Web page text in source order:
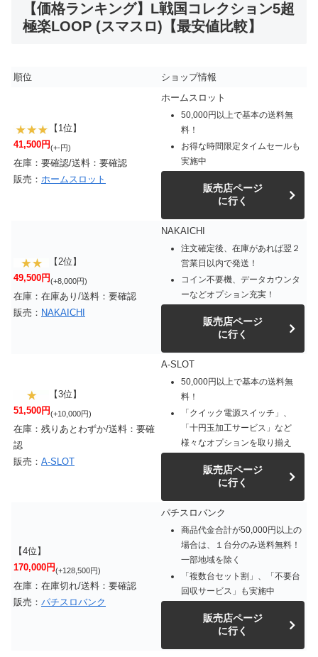
【価格ランキング】L戦国コレクション5超
極楽LOOP (スマスロ)【最安値比較】
順位 ショップ情報
【1位】
41,500円(+-円)
在庫：要確認/送料：要確認
販売： ホームスロット
ホームスロット
50,000円以上で基本の送料無
料！
お得な時間限定タイムセールも
実施中
販売店ページ
に行く
【2位】
49,500円(+8,000円)
在庫：在庫あり/送料：要確認
販売： NAKAICHI
NAKAICHI
注文確定後、在庫があれば翌２
営業日以内で発送！
コイン不要機、データカウンタ
ーなどオプション充実！
販売店ページ
に行く
【3位】
51,500円(+10,000円)
在庫：残りあとわずか/送料：要確
認
販売： A-SLOT
A-SLOT
50,000円以上で基本の送料無
料！
「クイック電源スイッチ」、
「十円玉加工サービス」など
様々なオプションを取り揃え
販売店ページ
に行く
【4位】
170,000円(+128,500円)
在庫：在庫切れ/送料：要確認
販売： パチスロバンク
パチスロバンク
商品代金合計が50,000円以上の
場合は、１台分のみ送料無料！
一部地域を除く
「複数台セット割」、「不要台
回収サービス」も実施中
販売店ページ
に行く